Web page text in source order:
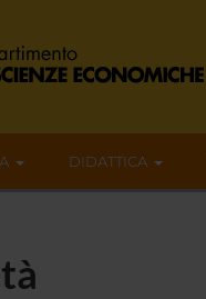
DIDATTICA